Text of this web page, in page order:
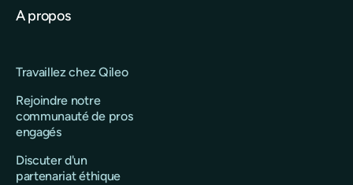
A propos
Travaillez chez Qileo
Rejoindre notre
communauté de pros
engagés
Discuter d'un
partenariat éthique